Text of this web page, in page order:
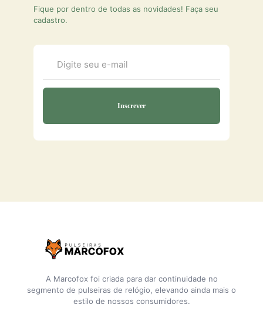
Fique por dentro de todas as novidades! Faça seu
cadastro.
A Marcofox foi criada para dar continuidade no
segmento de pulseiras de relógio, elevando ainda mais o
estilo de nossos consumidores.